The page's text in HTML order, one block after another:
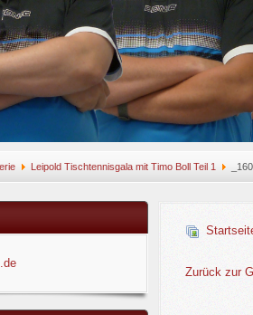
Leipold Tischtennisgala mit Timo Boll Teil 1 _160
Zurück zur